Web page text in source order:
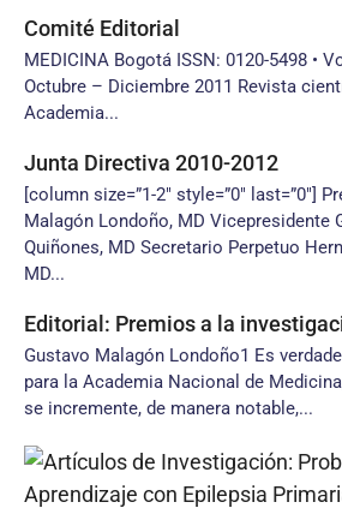
Comité Editorial
MEDICINA Bogotá ISSN: 0120-5498 •
Octubre – Diciembre 2011 Revista
Academia...
Junta Directiva 2010-2012
[column size=”1-2″ style=”0″ last=”0″]
Malagón Londoño, MD Vicepresidente
Quiñones, MD Secretario Perpetuo
MD...
Editorial: Premios a la
Gustavo Malagón Londoño1 Es
para la Academia Nacional de
se incremente, de manera notable,...